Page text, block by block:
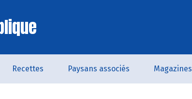
Recettes Paysans associés Magazines